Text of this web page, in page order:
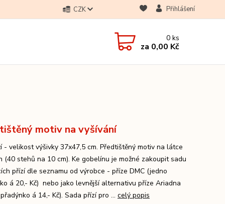
CZK Přihlášení
0ks
za 0,00 Kč
motiv na vyšívání
- velikost výšivky 37x47,5 cm. Předtištěný motiv na látce
(40 stehů na 10 cm). Ke gobelínu je možné zakoupit sadu
přízí dle seznamu od výrobce - příze DMC (jedno
á 20,- Kč) nebo jako levnější alternativu příze Ariadna
á 14,- Kč). Sada přízí pro ... celý popis